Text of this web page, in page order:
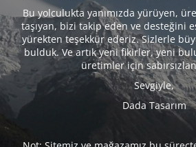
Bu yolculukta yanımızda yürüyen,
taşıyan, bizi takip eden ve desteğini
yürekten teşekkür ederiz. Sizlerle
bulduk. Ve artık yeni fikirler, yeni
üretimler için
Sevgiyle,
Dada Tasarım